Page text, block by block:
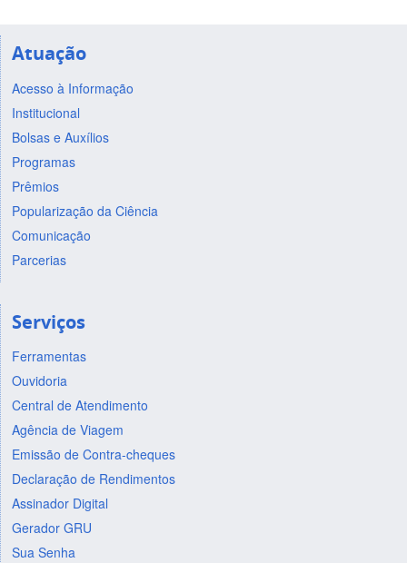
Atuação
Acesso à Informação
Institucional
Bolsas e Auxílios
Programas
Prêmios
Popularização da Ciência
Comunicação
Parcerias
Serviços
Ferramentas
Ouvidoria
Central de Atendimento
Agência de Viagem
Emissão de Contra-cheques
Declaração de Rendimentos
Assinador Digital
Gerador GRU
Sua Senha